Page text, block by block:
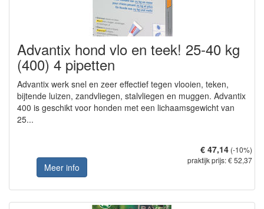
Advantix hond vlo en teek! 25-40 kg
(400) 4 pipetten
Advantix werk snel en zeer effectief tegen vlooien, teken,
bijtende luizen, zandvliegen, stalvliegen en muggen. Advantix
400 is geschikt voor honden met een lichaamsgewicht van
25...
Meer info
€ 47,14 (-10%)
praktijk prijs: € 52,37